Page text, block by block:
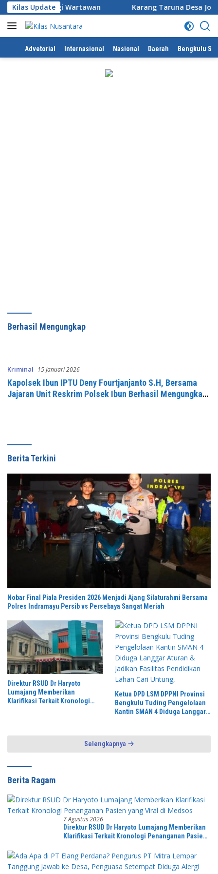
Langsung
ke
konten
Kilas Update
Alergi Wartawan Karang Taruna Desa Jonggol
Home
Advetorial Internasional Nasional Daerah Bengkulu
Berhasil Mengungkap
Kriminal 15 Januari 2026
Kapolsek Ibun IPTU Deny Fourtjanjanto S.H, Bersama
Jajaran Unit Reskrim Polsek Ibun Berhasil Mengungkap
Berita Terkini
Nobar Final Piala Presiden 2026 Menjadi Ajang Silaturahmi Bersama
Polres Indramayu Persib vs Persebaya Sangat Meriah
Direktur RSUD Dr Haryoto
Lumajang Memberikan
Klarifikasi Terkait Kronologi
Ketua DPD LSM DPPNI Provinsi
Bengkulu Tuding Pengelolaan
Kantin SMAN 4 Diduga Langgar
Selengkapnya
Berita Ragam
7 Agustus 2026
Direktur RSUD Dr Haryoto Lumajang Memberikan
Klarifikasi Terkait Kronologi Penanganan Pasien